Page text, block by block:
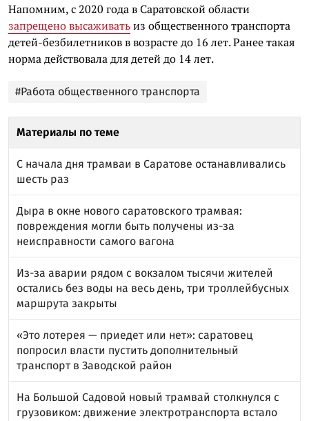
Напомним, с 2020 года в Саратовской области
запрещено высаживатьиз общественного транспорта
детей-безбилетников в возрасте до 16 лет. Ранее такая
норма действовала для детей до 14 лет.
#Работа общественного транспорта
Материалы по теме
С начала дня трамваи в Саратове останавливались
шесть раз
Дыра в окне нового саратовского трамвая:
повреждения могли быть получены из-за
неисправности самого вагона
Из-за аварии рядом с вокзалом тысячи жителей
остались без воды на весь день, три троллейбусных
маршрута закрыты
«Это лотерея — приедет или нет»: саратовец
попросил власти пустить дополнительный
транспорт в Заводской район
На Большой Садовой новый трамвай столкнулся с
грузовиком: движение электротранспорта встало